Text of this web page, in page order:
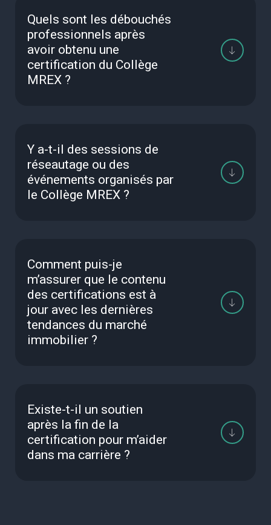
Quels sont les débouchés
professionnels après
avoir obtenu une
certification du Collège
MREX ?
Y a-t-il des sessions de
réseautage ou des
événements organisés par
le Collège MREX ?
Comment puis-je
m’assurer que le contenu
des certifications est à
jour avec les dernières
tendances du marché
immobilier ?
Existe-t-il un soutien
après la fin de la
certification pour m’aider
dans ma carrière ?